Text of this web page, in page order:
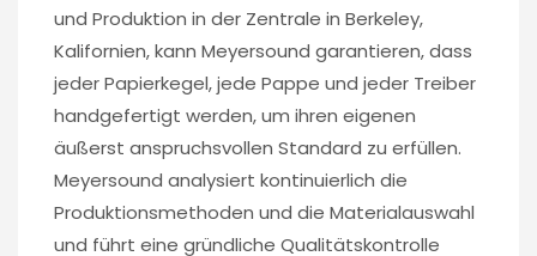
und Produktion in der Zentrale in Berkeley,
Kalifornien, kann Meyersound garantieren, dass
jeder Papierkegel, jede Pappe und jeder Treiber
handgefertigt werden, um ihren eigenen
äußerst anspruchsvollen Standard zu erfüllen.
Meyersound analysiert kontinuierlich die
Produktionsmethoden und die Materialauswahl
und führt eine gründliche Qualitätskontrolle